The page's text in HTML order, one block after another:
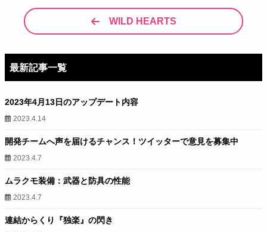
WILD HEARTS
最新記事一覧
2023年4月13日のアップデート内容
2023.4.14
開発チームへ声を届けるチャンス！ツイッターで意見を募集中
2023.4.7
ムラクモ装備：武器と防具の性能
2023.4.7
連結からくり『独楽』の閃き